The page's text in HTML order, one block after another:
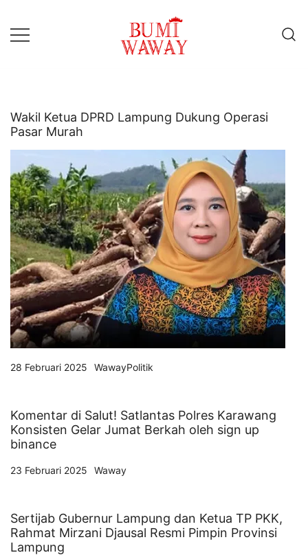
ke
konten
Wakil Ketua DPRD Lampung Dukung Operasi
Pasar Murah
28 Februari 2025 WawayPolitik
Komentar di Salut! Satlantas Polres Karawang
Konsisten Gelar Jumat Berkah oleh sign up
binance
23 Februari 2025 Waway
Sertijab Gubernur Lampung dan Ketua TP PKK,
Rahmat Mirzani Djausal Resmi Pimpin Provinsi
Lampung